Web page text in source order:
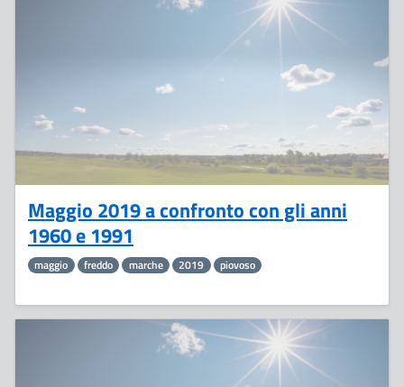
Maggio 2019 a confronto con gli anni
1960 e 1991
maggio freddo marche 2019 piovoso